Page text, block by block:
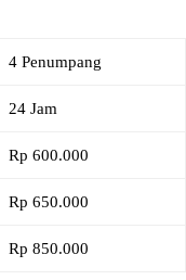
4 Penumpang
24 Jam
Rp 600.000
Rp 650.000
Rp 850.000